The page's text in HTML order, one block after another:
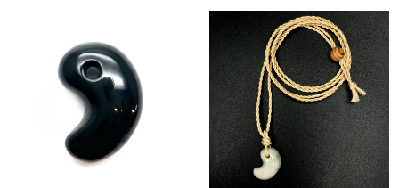
7/10
【 出雲石／碧玉 勾玉 AA 獣型 】
-新着商品 -
【 糸魚川翡翠(小滝産) 勾玉 】